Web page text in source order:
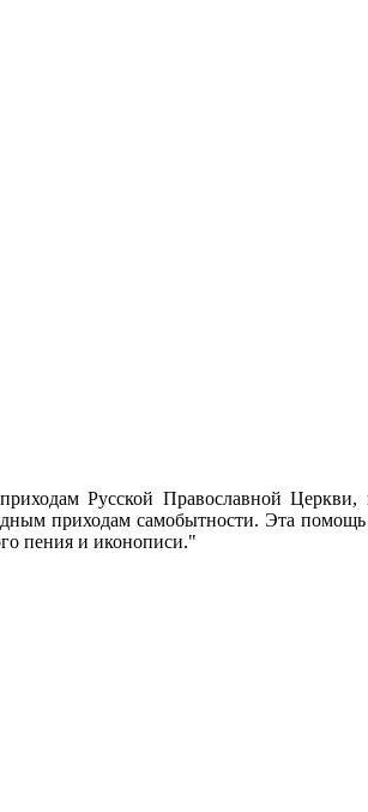
Русской Православной
приходам самобытности. Эта
пения и иконописи."